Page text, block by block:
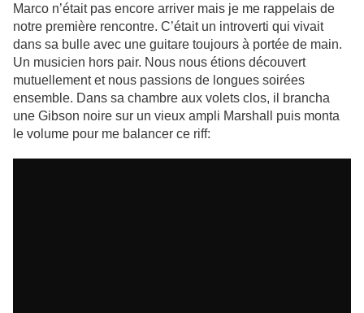
Marco n’était pas encore arriver mais je me rappelais de
notre première rencontre. C’était un introverti qui vivait
dans sa bulle avec une guitare toujours à portée de main.
Un musicien hors pair. Nous nous étions découvert
mutuellement et nous passions de longues soirées
ensemble. Dans sa chambre aux volets clos, il brancha
une Gibson noire sur un vieux ampli Marshall puis monta
le volume pour me balancer ce riff: